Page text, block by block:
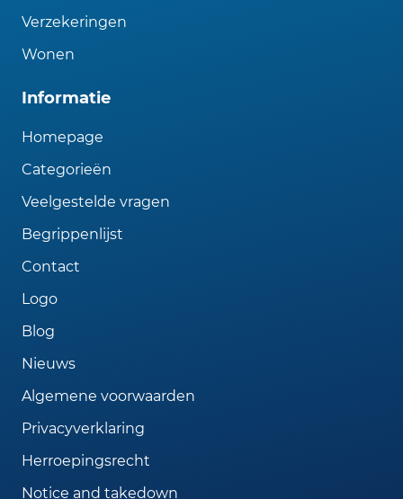
Verzekeringen
Wonen
Informatie
Homepage
Categorieën
Veelgestelde vragen
Begrippenlijst
Contact
Logo
Blog
Nieuws
Algemene voorwaarden
Privacyverklaring
Herroepingsrecht
Notice and takedown